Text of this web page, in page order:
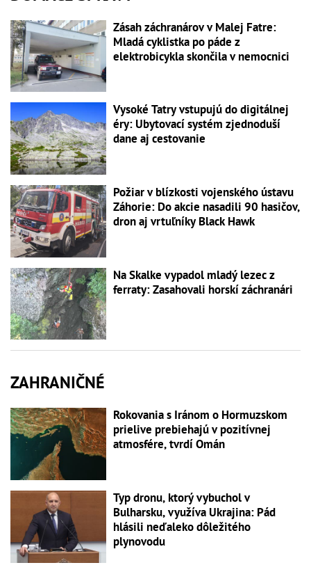
Zásah záchranárov v Malej Fatre:
Mladá cyklistka po páde z
elektrobicykla skončila v nemocnici
Vysoké Tatry vstupujú do digitálnej
éry: Ubytovací systém zjednoduší
dane aj cestovanie
Požiar v blízkosti vojenského ústavu
Záhorie: Do akcie nasadili 90 hasičov,
dron aj vrtuľníky Black Hawk
Na Skalke vypadol mladý lezec z
ferraty: Zasahovali horskí záchranári
ZAHRANIČNÉ
Rokovania s Iránom o Hormuzskom
prielive prebiehajú v pozitívnej
atmosfére, tvrdí Omán
Typ dronu, ktorý vybuchol v
Bulharsku, využíva Ukrajina: Pád
hlásili neďaleko dôležitého
plynovodu